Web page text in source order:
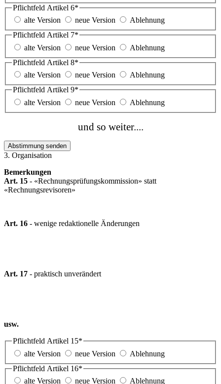
Pflichtfeld Artikel 6*
alte Version
neue Version
Ablehnung
Pflichtfeld Artikel 7*
alte Version
neue Version
Ablehnung
Pflichtfeld Artikel 8*
alte Version
neue Version
Ablehnung
Pflichtfeld Artikel 9*
alte Version
neue Version Ablehnung
und so weiter....
Abstimmung senden
3. Organisation
Bemerkungen
Art. 15 - «Rechnungsprüfungskommission» statt
«Rechnungsrevisoren»
Art. 16 - wenige redaktionelle Änderungen
Art. 17 - praktisch unverändert
usw.
Pflichtfeld Artikel 15*
alte Version
neue Version
Ablehnung
Pflichtfeld Artikel 16*
alte Version
neue Version Ablehnung